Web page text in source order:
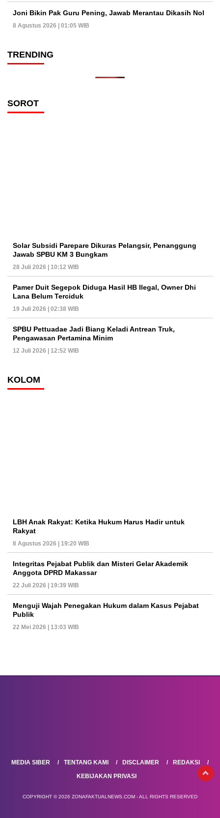
Joni Bikin Pak Guru Pening, Jawab Merantau Dikasih Nol
8 Agustus 2026 | 01:05 WIB
TRENDING
SOROT
Solar Subsidi Parepare Dikuras Pelangsir, Penanggung
Jawab SPBU KM 3 Bungkam
28 Juli 2026 | 10:12 WIB
Pamer Duit Segepok Diduga Hasil HB Ilegal, Owner Dhi
Lana Belum Terciduk
19 Juli 2026 | 02:38 WIB
SPBU Pettuadae Jadi Biang Keladi Antrean Truk,
Pengawasan Pertamina Minim
12 Juli 2026 | 12:52 WIB
KOLOM
LBH Anak Rakyat: Ketika Hukum Harus Hadir untuk
Rakyat
8 Agustus 2026 | 19:20 WIB
Integritas Pejabat Publik dan Misteri Gelar Akademik
Anggota DPRD Makassar
22 Juli 2026 | 19:39 WIB
Menguji Wajah Penegakan Hukum dalam Kasus Pejabat
Publik
22 Mei 2026 | 13:03 WIB
MEDIA SIBER TENTANG KAMI DISCLAIMER
REDAKSI
KEBIJAKAN PRIVASI
COPYRIGHT © 2026 ZONAFAKTUALNEWS.COM - ALL RIGHTS RESERVED